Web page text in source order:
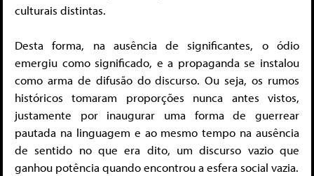
culturais distintas.
Desta forma, na ausência de significantes, o ódio
emergiu como significado, e a propaganda se instalou
como arma de difusão do discurso. Ou seja, os rumos
históricos tomaram proporções nunca antes vistos,
justamente por inaugurar uma forma de guerrear
pautada na linguagem e ao mesmo tempo na ausência
de sentido no que era dito, um discurso vazio que
ganhou potência quando encontrou a esfera social vazia.